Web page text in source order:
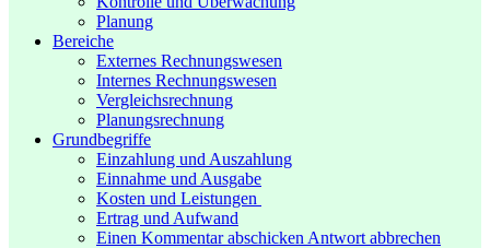
Planung
Bereiche
Externes Rechnungswesen
Internes Rechnungswesen
Vergleichsrechnung
Planungsrechnung
Grundbegriffe
Einzahlung und Auszahlung
Einnahme und Ausgabe
Kosten und Leistungen
Ertrag und Aufwand
Einen Kommentar abschicken Antwort abbrechen